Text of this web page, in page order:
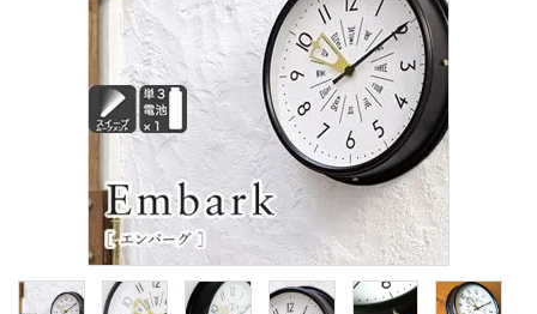
search
カテゴリーから探す
ガイドライン